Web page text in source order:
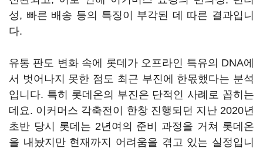
성, 빠른 배송 등의 특징이 부각된 데 따른 결과입니
다.
유통 판도 변화 속에 롯데가 오프라인 특유의 DNA에
서 벗어나지 못한 점도 최근 부진에 한몫했다는 분석
입니다. 특히 롯데온의 부진은 단적인 사례로 꼽히는
데요. 이커머스 각축전이 한창 진행되던 지난 2020년
초반 당시 롯데는 2년여의 준비 과정을 거쳐 롯데온
을 내놨지만 현재까지 어려움을 겪고 있는 실정입니